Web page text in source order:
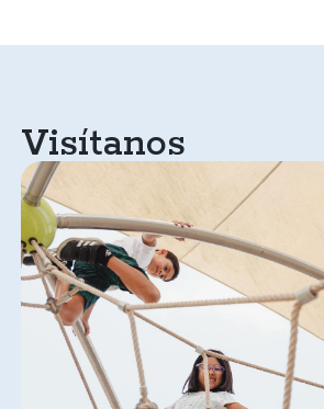
Visítanos